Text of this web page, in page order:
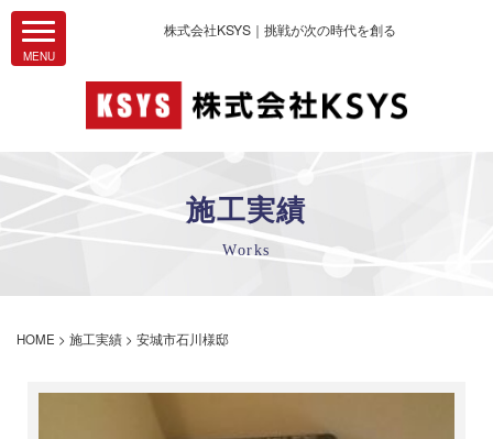
株式会社KSYS｜挑戦が次の時代を創る
施工実績
Works
HOME > 施工実績 > 安城市石川様邸